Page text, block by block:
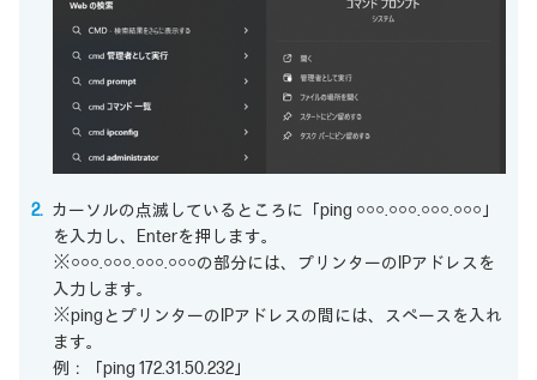
カーソルの点滅しているところに「ping ○○○.○○○.○○○.○○○」
を入力し、Enterを押します。
※○○○.○○○.○○○.○○○の部分には、プリンターのIPアドレスを
入力します。
※pingとプリンターのIPアドレスの間には、スペースを入れ
ます。
例：「ping 172.31.50.232」